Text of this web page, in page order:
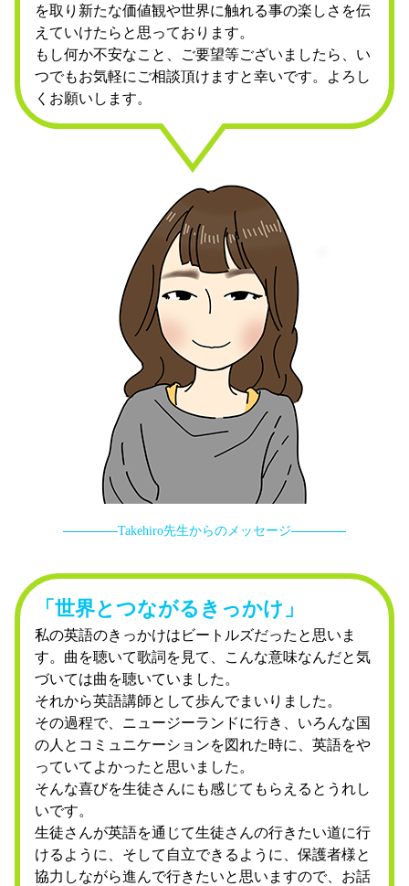
を取り新たな価値観や世界に触れる事の楽しさを伝
えていけたらと思っております。
もし何か不安なこと、ご要望等ございましたら、い
つでもお気軽にご相談頂けますと幸いです。よろし
くお願いします。
Takehiro先生からのメッセージ
「世界とつながるきっかけ」
私の英語のきっかけはビートルズだったと思いま
す。曲を聴いて歌詞を見て、こんな意味なんだと気
づいては曲を聴いていました。
それから英語講師として歩んでまいりました。
その過程で、ニュージーランドに行き、いろんな国
の人とコミュニケーションを図れた時に、英語をや
っていてよかったと思いました。
そんな喜びを生徒さんにも感じてもらえるとうれし
いです。
生徒さんが英語を通じて生徒さんの行きたい道に行
けるように、そして自立できるように、保護者様と
協力しながら進んで行きたいと思いますので、お話